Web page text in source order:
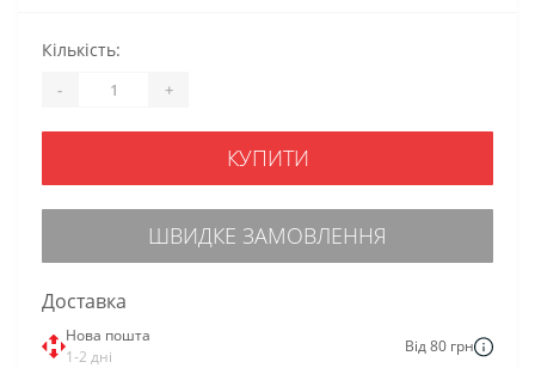
Кількість:
- +
КУПИТИ
ШВИДКЕ ЗАМОВЛЕННЯ
Доставка
Нова пошта
1-2 дні
Від 80 грн